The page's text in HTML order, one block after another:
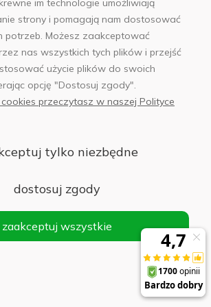
im technologie umożliwiają
strony i pomagają nam dostosować
potrzeb. Możesz zaakceptować
nas wszystkich tych plików i przejść
użycie plików do swoich
opcję "Dostosuj zgody".
przeczytasz w naszej Polityce
tylko niezbędne
dostosuj zgody
zaakceptuj wszystkie